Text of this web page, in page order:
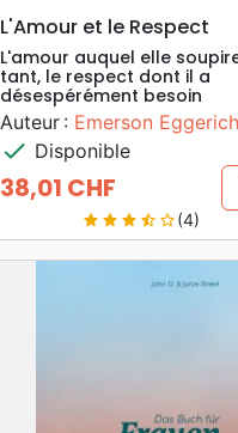
search APERÇU RAPIDE
L'Amour et le Respect
L'amour auquel elle
tant, le respect dont il a
désespérément besoin
Auteur : Emerson
check Disponible
Prix
38,01 CHF
star star star star_half star_border(4)